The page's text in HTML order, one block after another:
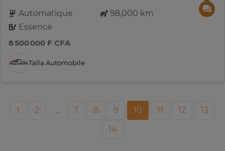
Automatique
98,000 km
Essence
8 500 000 F CFA
Talla Automobile
1 2 ... 7 8 9 10 11 12
13
14